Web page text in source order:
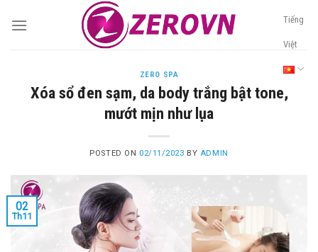
Tiếng
Việt
ZERO SPA
Xóa sổ đen sạm, da body trắng bật tone,
mướt mịn như lụa
POSTED ON 02/11/2023 BY ADMIN
02
Th11